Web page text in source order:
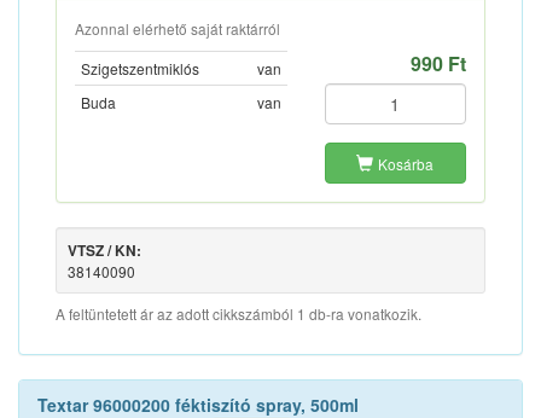
Azonnal elérhető saját raktárról
Szigetszentmiklós
van
Buda
van
990 Ft
Kosárba
VTSZ / KN:
38140090
A feltüntetett ár az adott cikkszámból 1 db-ra vonatkozik.
Textar 96000200 féktiszító spray, 500ml